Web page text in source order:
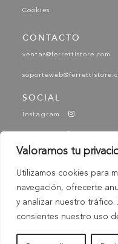
Valoramos tu
Utilizamos cookies para
navegación, ofrecerte
y analizar nuestro
consientes nuestro uso
Cookies
CONTACTO
ventas@ferrettistore.com
SOCIAL
Instagram
YouTube
Tik Tok
© 2025 Ferretti -